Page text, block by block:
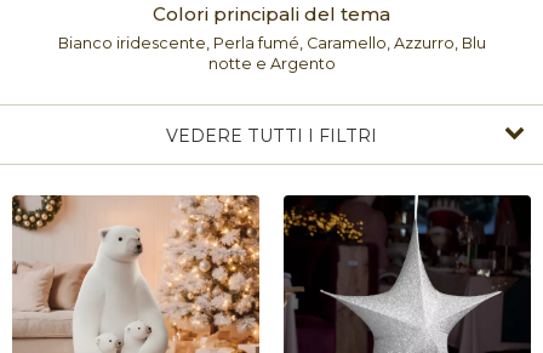
Colori principali del tema
Bianco iridescente, Perla fumé, Caramello, Azzurro, Blu
notte e Argento
VEDERE TUTTI I FILTRI